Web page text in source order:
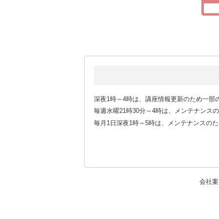
深夜1時～4時は、講座情報更新のため一部
毎週水曜21時30分～4時は、メンテナンス
毎月1日深夜1時～5時は、メンテナンスの
会社